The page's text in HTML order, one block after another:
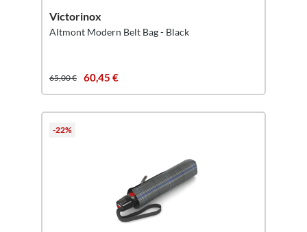
Victorinox
Altmont Modern Belt Bag - Black
65,00 € 60,45 €
-22%